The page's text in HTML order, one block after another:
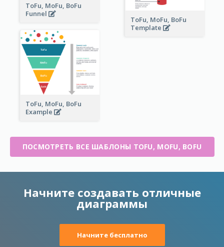
ToFu, MoFu, BoFu
Funnel
ToFu, MoFu, BoFu
Template
ToFu, MoFu, BoFu
Example
ПОСМОТРЕТЬ ВСЕ ШАБЛОНЫ TOFU, MOFU, BOFU
Начните создавать отличные
диаграммы
Начните бесплатно